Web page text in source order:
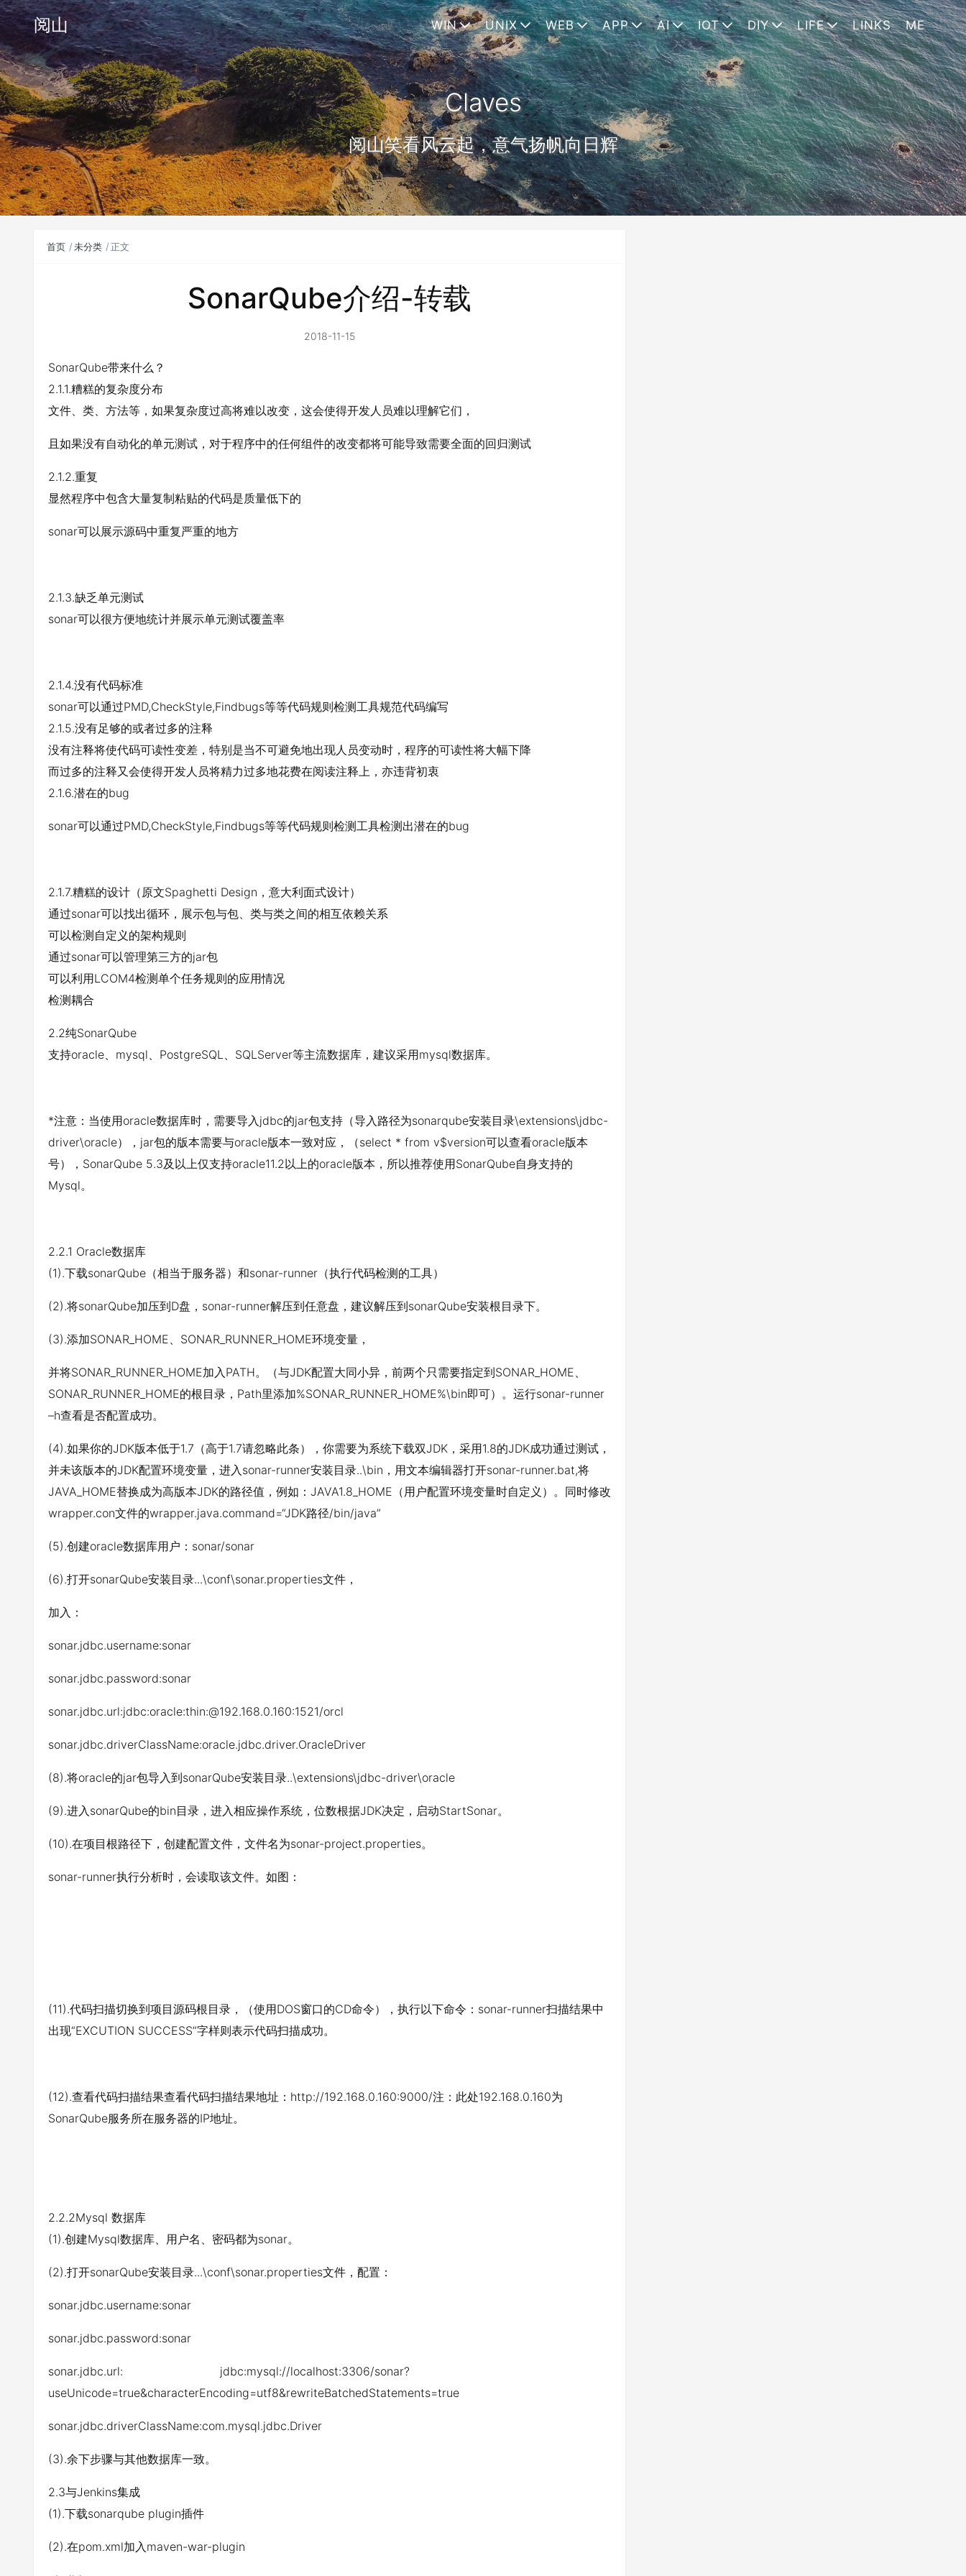
阅山 WIN UNIX WEB APP AI IOT DIY LIFE LINKS ME
Claves
阅山笑看风云起，意气扬帆向日辉
首页 未分类 正文
SonarQube介绍-转载
2018-11-15
SonarQube带来什么？
2.1.1.糟糕的复杂度分布
文件、类、方法等，如果复杂度过高将难以改变，这会使得开发人员难以理解它们，
且如果没有自动化的单元测试，对于程序中的任何组件的改变都将可能导致需要全面的回归测试
2.1.2.重复
显然程序中包含大量复制粘贴的代码是质量低下的
sonar可以展示源码中重复严重的地方
2.1.3.缺乏单元测试
sonar可以很方便地统计并展示单元测试覆盖率
2.1.4.没有代码标准
sonar可以通过PMD,CheckStyle,Findbugs等等代码规则检测工具规范代码编写
2.1.5.没有足够的或者过多的注释
没有注释将使代码可读性变差，特别是当不可避免地出现人员变动时，程序的可读性将大幅下降
而过多的注释又会使得开发人员将精力过多地花费在阅读注释上，亦违背初衷
2.1.6.潜在的bug
sonar可以通过PMD,CheckStyle,Findbugs等等代码规则检测工具检测出潜在的bug
2.1.7.糟糕的设计（原文Spaghetti Design，意大利面式设计）
通过sonar可以找出循环，展示包与包、类与类之间的相互依赖关系
可以检测自定义的架构规则
通过sonar可以管理第三方的jar包
可以利用LCOM4检测单个任务规则的应用情况
检测耦合
2.2纯SonarQube
支持oracle、mysql、PostgreSQL、SQLServer等主流数据库，建议采用mysql数据库。
*注意：当使用oracle数据库时，需要导入jdbc的jar包支持（导入路径为sonarqube安装目录\extensions\jdbc-
driver\oracle），jar包的版本需要与oracle版本一致对应，（select * from v$version可以查看oracle版本
号），SonarQube 5.3及以上仅支持oracle11.2以上的oracle版本，所以推荐使用SonarQube自身支持的
Mysql。
2.2.1 Oracle数据库
(1).下载sonarQube（相当于服务器）和sonar-runner（执行代码检测的工具）
(2).将sonarQube加压到D盘，sonar-runner解压到任意盘，建议解压到sonarQube安装根目录下。
(3).添加SONAR_HOME、SONAR_RUNNER_HOME环境变量，
并将SONAR_RUNNER_HOME加入PATH。（与JDK配置大同小异，前两个只需要指定到SONAR_HOME、
SONAR_RUNNER_HOME的根目录，Path里添加%SONAR_RUNNER_HOME%\bin即可）。运行sonar-runner
–h查看是否配置成功。
(4).如果你的JDK版本低于1.7（高于1.7请忽略此条），你需要为系统下载双JDK，采用1.8的JDK成功通过测试，
并未该版本的JDK配置环境变量，进入sonar-runner安装目录..\bin，用文本编辑器打开sonar-runner.bat,将
JAVA_HOME替换成为高版本JDK的路径值，例如：JAVA1.8_HOME（用户配置环境变量时自定义）。同时修改
wrapper.con文件的wrapper.java.command=“JDK路径/bin/java”
(5).创建oracle数据库用户：sonar/sonar
(6).打开sonarQube安装目录...\conf\sonar.properties文件，
加入：
sonar.jdbc.username:sonar
sonar.jdbc.password:sonar
sonar.jdbc.url:jdbc:oracle:thin:@192.168.0.160:1521/orcl
sonar.jdbc.driverClassName:oracle.jdbc.driver.OracleDriver
(8).将oracle的jar包导入到sonarQube安装目录..\extensions\jdbc-driver\oracle
(9).进入sonarQube的bin目录，进入相应操作系统，位数根据JDK决定，启动StartSonar。
(10).在项目根路径下，创建配置文件，文件名为sonar-project.properties。
sonar-runner执行分析时，会读取该文件。如图：
(11).代码扫描切换到项目源码根目录，（使用DOS窗口的CD命令），执行以下命令：sonar-runner扫描结果中
出现“EXCUTION SUCCESS”字样则表示代码扫描成功。
(12).查看代码扫描结果查看代码扫描结果地址：http://192.168.0.160:9000/注：此处192.168.0.160为
SonarQube服务所在服务器的IP地址。
2.2.2Mysql 数据库
(1).创建Mysql数据库、用户名、密码都为sonar。
(2).打开sonarQube安装目录...\conf\sonar.properties文件，配置：
sonar.jdbc.username:sonar
sonar.jdbc.password:sonar
sonar.jdbc.url: jdbc:mysql://localhost:3306/sonar?
useUnicode=true&characterEncoding=utf8&rewriteBatchedStatements=true
sonar.jdbc.driverClassName:com.mysql.jdbc.Driver
(3).余下步骤与其他数据库一致。
2.3与Jenkins集成
(1).下载sonarqube plugin插件
(2).在pom.xml加入maven-war-plugin